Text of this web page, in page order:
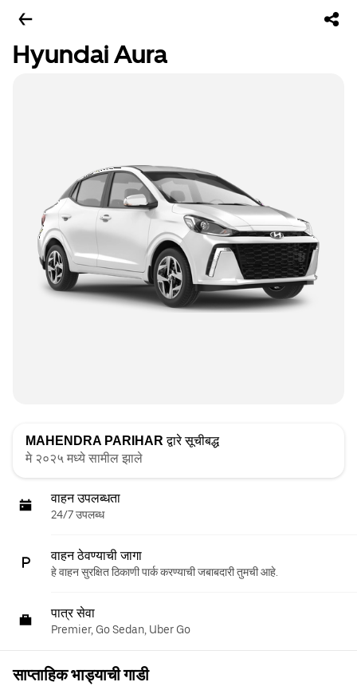
Hyundai Aura
MAHENDRA PARIHAR द्वारे सूचीबद्ध
मे २०२५ मध्ये सामील झाले
वाहन उपलब्धता
24/7 उपलब्ध
वाहन ठेवण्याची जागा
हे वाहन सुरक्षित ठिकाणी पार्क करण्याची जबाबदारी तुमची आहे.
पात्र सेवा
Premier, Go Sedan, Uber Go
साप्ताहिक भाड्याची गाडी